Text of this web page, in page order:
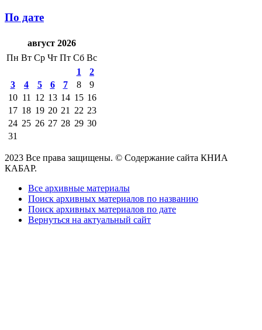
По дате
август 2026
Пн Вт Ср Чт Пт Сб Вс
1
2
3
4 5 6 7 8
9
10 11 12 13 14 15 16
17 18 19 20 21 22 23
24 25 26 27 28 29 30
31
2023 Все права защищены. © Содержание сайта КНИА
КАБАР.
Все архивные материалы
Поиск архивных материалов по названию
Поиск архивных материалов по дате
Вернуться на актуальный сайт